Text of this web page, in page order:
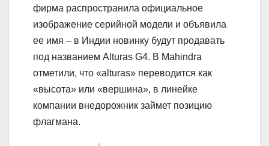
фирма распространила официальное
изображение серийной модели и объявила
ее имя – в Индии новинку будут продавать
под названием Alturas G4. В Mahindra
отметили, что «alturas» переводится как
«высота» или «вершина», в линейке
компании внедорожник займет позицию
флагмана.